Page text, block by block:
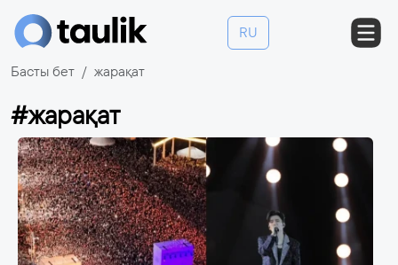
RU
Басты бет жарақат
#жарақат